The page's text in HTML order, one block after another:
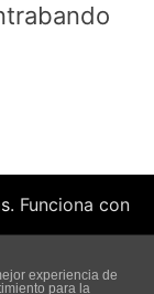
. Funciona con
experiencia de
para la